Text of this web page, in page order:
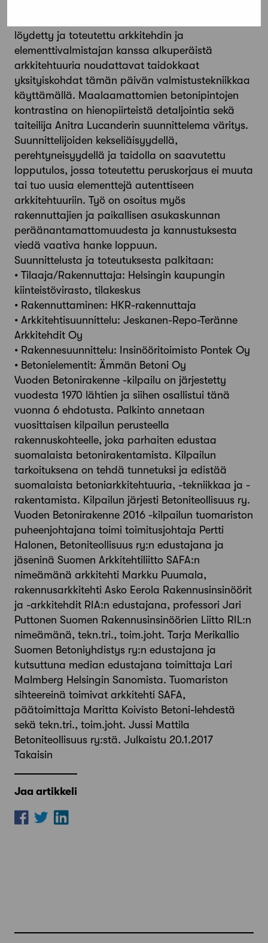
löydetty ja toteutettu arkkitehdin ja
elementtivalmistajan kanssa alkuperäistä
arkkitehtuuria noudattavat taidokkaat
yksityiskohdat tämän päivän valmistustekniikkaa
käyttämällä. Maalaamattomien betonipintojen
kontrastina on hienopiirteistä detaljointia sekä
taiteilija Anitra Lucanderin suunnittelema väritys.
Suunnittelijoiden kekseliäisyydellä,
perehtyneisyydellä ja taidolla on saavutettu
lopputulos, jossa toteutettu peruskorjaus ei muuta
tai tuo uusia elementtejä autenttiseen
arkkitehtuuriin. Työ on osoitus myös
rakennuttajien ja paikallisen asukaskunnan
peräänantamattomuudesta ja kannustuksesta
viedä vaativa hanke loppuun.
Suunnittelusta ja toteutuksesta palkitaan:
• Tilaaja/Rakennuttaja: Helsingin kaupungin
kiinteistövirasto, tilakeskus
• Rakennuttaminen: HKR-rakennuttaja
• Arkkitehtisuunnittelu: Jeskanen-Repo-Teränne
Arkkitehdit Oy
• Rakennesuunnittelu: Insinööritoimisto Pontek Oy
• Betonielementit: Ämmän Betoni Oy
Vuoden Betonirakenne -kilpailu on järjestetty
vuodesta 1970 lähtien ja siihen osallistui tänä
vuonna 6 ehdotusta. Palkinto annetaan
vuosittaisen kilpailun perusteella
rakennuskohteelle, joka parhaiten edustaa
suomalaista betonirakentamista. Kilpailun
tarkoituksena on tehdä tunnetuksi ja edistää
suomalaista betoniarkkitehtuuria, -tekniikkaa ja -
rakentamista. Kilpailun järjesti Betoniteollisuus ry.
Vuoden Betonirakenne 2016 -kilpailun tuomariston
puheenjohtajana toimi toimitusjohtaja Pertti
Halonen, Betoniteollisuus ry:n edustajana ja
jäseninä Suomen Arkkitehtiliitto SAFA:n
nimeämänä arkkitehti Markku Puumala,
rakennusarkkitehti Asko Eerola Rakennusinsinöörit
ja -arkkitehdit RIA:n edustajana, professori Jari
Puttonen Suomen Rakennusinsinöörien Liitto RIL:n
nimeämänä, tekn.tri., toim.joht. Tarja Merikallio
Suomen Betoniyhdistys ry:n edustajana ja
kutsuttuna median edustajana toimittaja Lari
Malmberg Helsingin Sanomista. Tuomariston
sihteereinä toimivat arkkitehti SAFA,
päätoimittaja Maritta Koivisto Betoni-lehdestä
sekä tekn.tri., toim.joht. Jussi Mattila
Betoniteollisuus ry:stä. Julkaistu 20.1.2017
Takaisin
Jaa artikkeli